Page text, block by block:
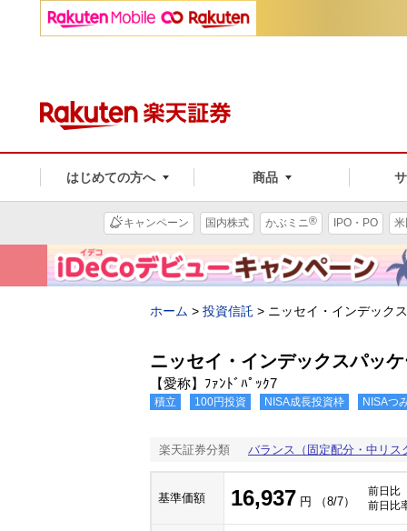
はじめての方へ 商品
キャンペーン 国内株式 かぶミニ® IPO・PO
ホーム > 投資信託 > ニッセイ・インデック
ニッセイ・インデックスパッ
【愛称】ﾌｧﾝﾄﾞﾊﾟｯｸ7
積立 100円投資 NISA成長投資枠 NISAつ
楽天証券分類 バランス（固定配分・中リス
基準価額 16,937 円 （8/7）
前日比
前日比